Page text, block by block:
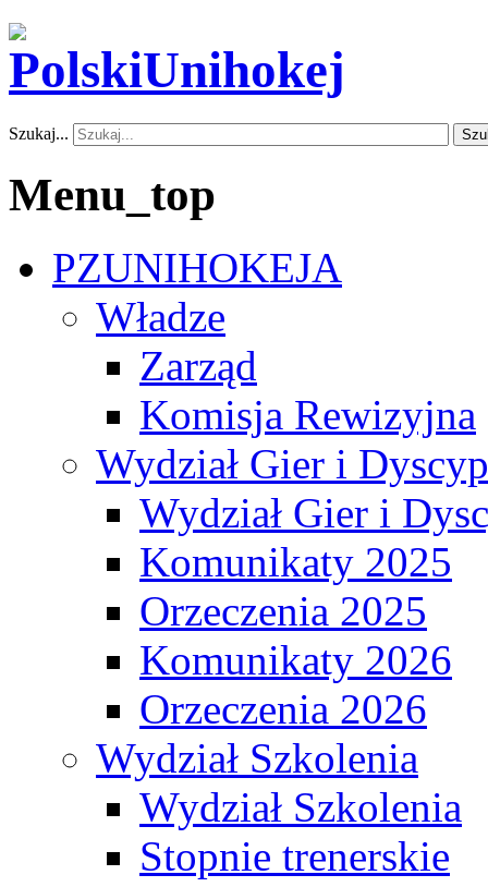
Szukaj...
Menu_top
PZUNIHOKEJA
Władze
Zarząd
Komisja Rewizyjna
Wydział Gier i
Wydział Gier i
Komunikaty 2025
Orzeczenia 2025
Komunikaty 2026
Orzeczenia 2026
Wydział Szkolenia
Wydział Szkolenia
Stopnie trenerskie